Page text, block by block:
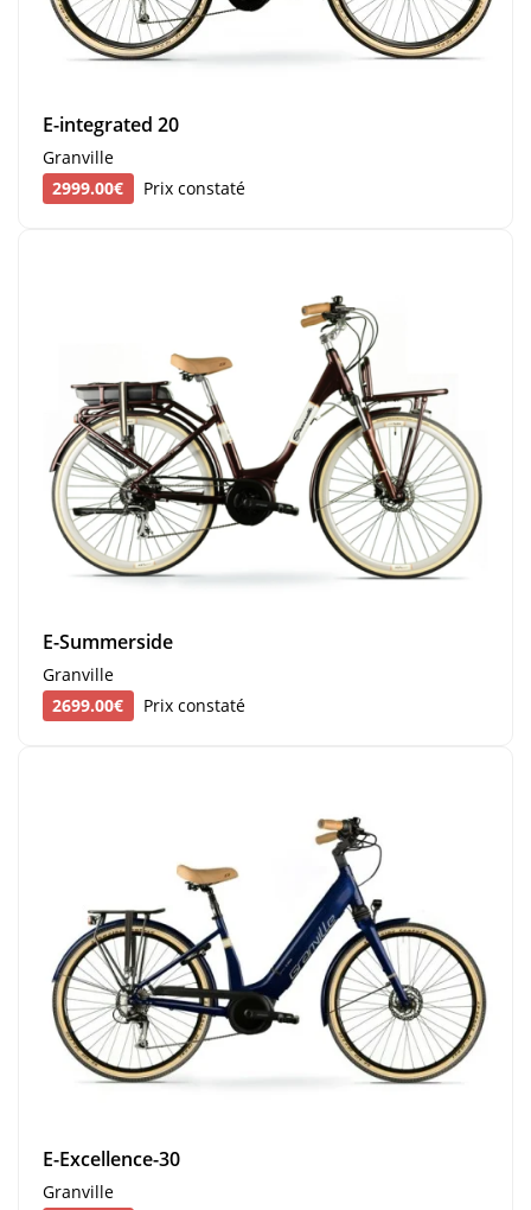
E-integrated 20
Granville
2999.00€
Prix constaté
E-Summerside
Granville
2699.00€
Prix constaté
E-Excellence-30
Granville